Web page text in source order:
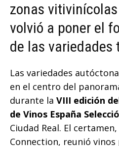
zonas
volvió a poner el
de las variedades
Las variedades
en el centro del
durante la VIII edición
de Vinos España
Ciudad Real. El
Connection, reunió